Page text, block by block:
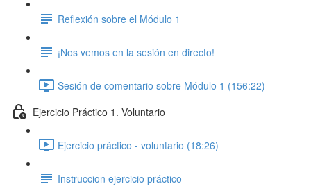
Reflexión sobre el Módulo 1
¡Nos vemos en la sesión en directo!
Sesión de comentario sobre Módulo 1 (156:22)
Ejercicio Práctico 1. Voluntario
Ejercicio práctico - voluntario (18:26)
Instruccion ejercicio práctico